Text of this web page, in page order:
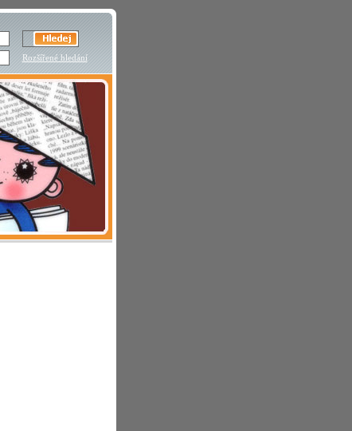
Rozšířené hledání